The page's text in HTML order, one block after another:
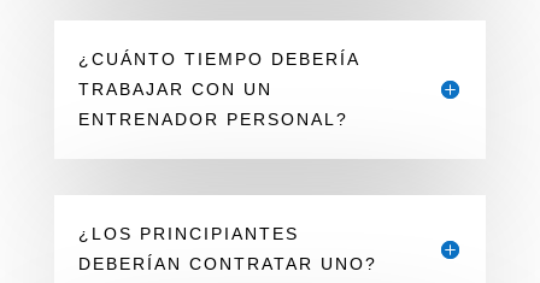
¿CUÁNTO TIEMPO DEBERÍA
TRABAJAR CON UN
ENTRENADOR PERSONAL?
¿LOS PRINCIPIANTES
DEBERÍAN CONTRATAR UNO?